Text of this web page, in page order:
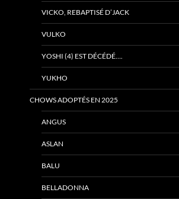
VICKO, REBAPTISÉ D’JACK
VULKO
YOSHI (4) EST DÉCÉDÉ….
YUKHO
CHOWS ADOPTÉS EN 2025
ANGUS
ASLAN
BALU
BELLADONNA